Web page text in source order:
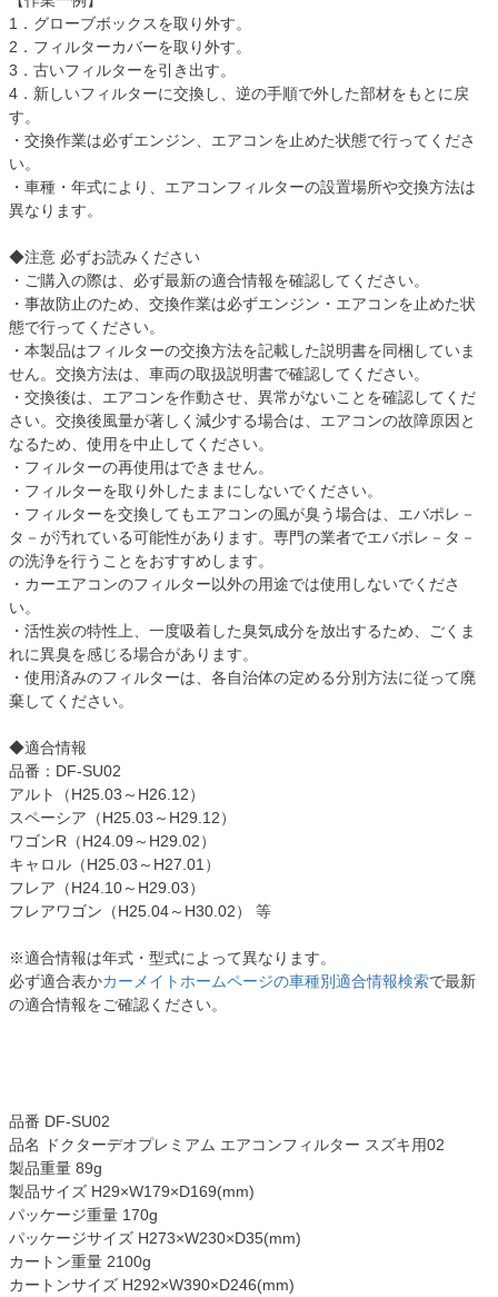
1．グローブボックスを取り外す。
2．フィルターカバーを取り外す。
3．古いフィルターを引き出す。
4．新しいフィルターに交換し、逆の手順で外した部材をもとに戻
す。
・交換作業は必ずエンジン、エアコンを止めた状態で行ってくださ
い。
・車種・年式により、エアコンフィルターの設置場所や交換方法は
異なります。
◆注意 必ずお読みください
・ご購入の際は、必ず最新の適合情報を確認してください。
・事故防止のため、交換作業は必ずエンジン・エアコンを止めた状
態で行ってください。
・本製品はフィルターの交換方法を記載した説明書を同梱していま
せん。交換方法は、車両の取扱説明書で確認してください。
・交換後は、エアコンを作動させ、異常がないことを確認してくだ
さい。交換後風量が著しく減少する場合は、エアコンの故障原因と
なるため、使用を中止してください。
・フィルターの再使用はできません。
・フィルターを取り外したままにしないでください。
・フィルターを交換してもエアコンの風が臭う場合は、エバポレ－
タ－が汚れている可能性があります。専門の業者でエバポレ－タ－
の洗浄を行うことをおすすめします。
・カーエアコンのフィルター以外の用途では使用しないでくださ
い。
・活性炭の特性上、一度吸着した臭気成分を放出するため、ごくま
れに異臭を感じる場合があります。
・使用済みのフィルターは、各自治体の定める分別方法に従って廃
棄してください。
◆適合情報
品番：DF-SU02
アルト（H25.03～H26.12）
スペーシア（H25.03～H29.12）
ワゴンR（H24.09～H29.02）
キャロル（H25.03～H27.01）
フレア（H24.10～H29.03）
フレアワゴン（H25.04～H30.02） 等
※適合情報は年式・型式によって異なります。
必ず適合表かカーメイトホームページの車種別適合情報検索で最新
の適合情報をご確認ください。
品番 DF-SU02
品名 ドクターデオプレミアム エアコンフィルター スズキ用02
製品重量 89g
製品サイズ H29×W179×D169(mm)
パッケージ重量 170g
パッケージサイズ H273×W230×D35(mm)
カートン重量 2100g
カートンサイズ H292×W390×D246(mm)